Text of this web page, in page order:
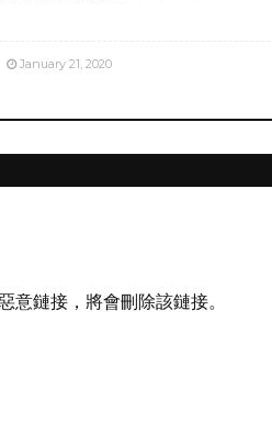
January 21, 2020
意鏈接，將會刪除該鏈接。